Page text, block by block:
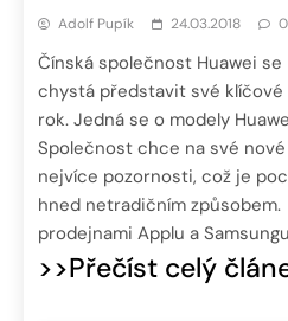
Adolf Pupík 24.03.2018 0
Čínská společnost Huawei
chystá představit své klíčové
rok. Jedná se o modely
Společnost chce na své
nejvíce pozornosti, což je
hned netradičním
prodejnami Applu a
>>Přečíst celý